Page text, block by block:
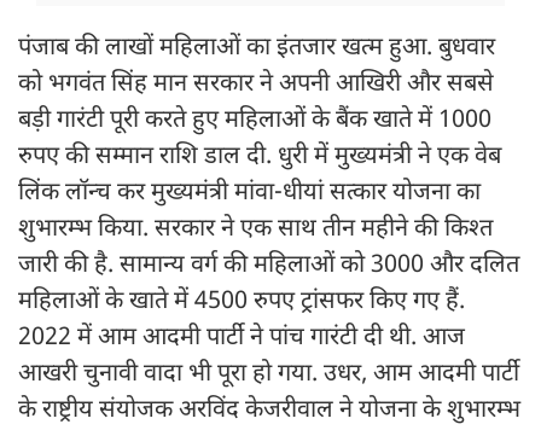
पंजाब की लाखों महिलाओं का इंतजार खत्म हुआ. बुधवार
को भगवंत सिंह मान सरकार ने अपनी आखिरी और सबसे
बड़ी गारंटी पूरी करते हुए महिलाओं के बैंक खाते में 1000
रुपए की सम्मान राशि डाल दी. धुरी में मुख्यमंत्री ने एक वेब
लिंक लॉन्च कर मुख्यमंत्री मांवा-धीयां सत्कार योजना का
शुभारम्भ किया. सरकार ने एक साथ तीन महीने की किश्त
जारी की है. सामान्य वर्ग की महिलाओं को 3000 और दलित
महिलाओं के खाते में 4500 रुपए ट्रांसफर किए गए हैं.
2022 में आम आदमी पार्टी ने पांच गारंटी दी थी. आज
आखरी चुनावी वादा भी पूरा हो गया. उधर, आम आदमी पार्टी
के राष्ट्रीय संयोजक अरविंद केजरीवाल ने योजना के शुभारम्भ